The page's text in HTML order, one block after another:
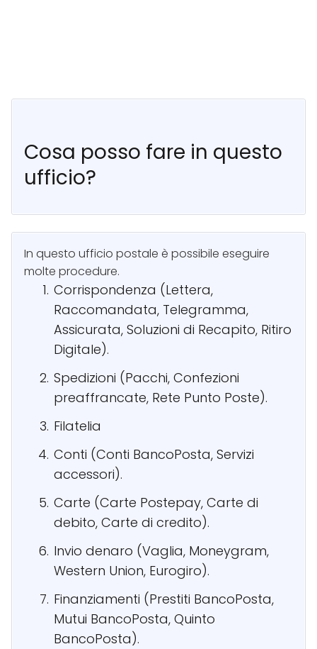
Cosa posso fare in questo
ufficio?
In questo ufficio postale è possibile eseguire
molte procedure.
Corrispondenza (Lettera,
Raccomandata, Telegramma,
Assicurata, Soluzioni di Recapito, Ritiro
Digitale).
Spedizioni (Pacchi, Confezioni
preaffrancate, Rete Punto Poste).
Filatelia
Conti (Conti BancoPosta, Servizi
accessori).
Carte (Carte Postepay, Carte di
debito, Carte di credito).
Invio denaro (Vaglia, Moneygram,
Western Union, Eurogiro).
Finanziamenti (Prestiti BancoPosta,
Mutui BancoPosta, Quinto
BancoPosta).